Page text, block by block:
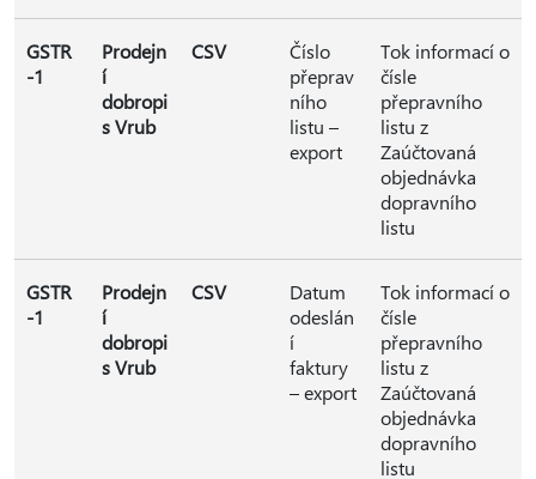
GSTR
-1
Prodejn
í
dobropi
s Vrub
CSV
Číslo
přeprav
ního
listu –
export
Tok informací o
čísle
přepravního
listu z
Zaúčtovaná
objednávka
dopravního
listu
GSTR
-1
Prodejn
í
dobropi
s Vrub
CSV
Datum
odeslán
í
faktury
– export
Tok informací o
čísle
přepravního
listu z
Zaúčtovaná
objednávka
dopravního
listu